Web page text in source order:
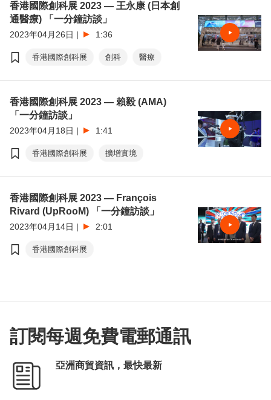
香港國際創科展 2023 — 王永康 (日本創
通醫療) 「一分鐘訪談」
2023年04月26日 | 1:36
香港國際創科展 創科 醫療
香港國際創科展 2023 — 賴毅 (AMA)
「一分鐘訪談」
2023年04月18日 | 1:41
香港國際創科展 擴增實境
香港國際創科展 2023 — François
Rivard (UpRooM) 「一分鐘訪談」
2023年04月14日 | 2:01
香港國際創科展
訂閱每週免費電郵通訊
亞洲商貿資訊，最快最新